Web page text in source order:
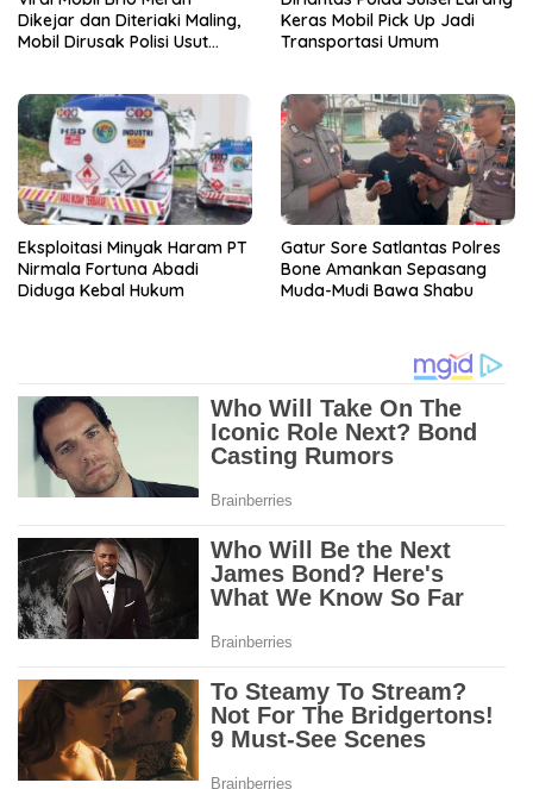
Dikejar dan Diteriaki Maling,
Mobil Dirusak Polisi Usut
Keras Mobil Pick Up Jadi
Transportasi Umum
Eksploitasi Minyak Haram PT
Nirmala Fortuna Abadi
Diduga Kebal Hukum
Gatur Sore Satlantas Polres
Bone Amankan Sepasang
Muda-Mudi Bawa Shabu